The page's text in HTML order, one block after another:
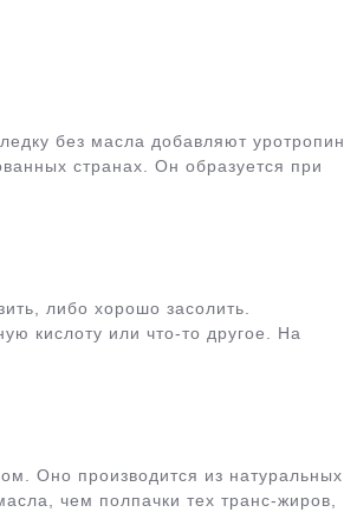
без масла добавляют уротропин
странах. Он образуется при
либо хорошо засолить.
кислоту или что-то другое. На
Оно производится из натуральных
чем полпачки тех транс-жиров,